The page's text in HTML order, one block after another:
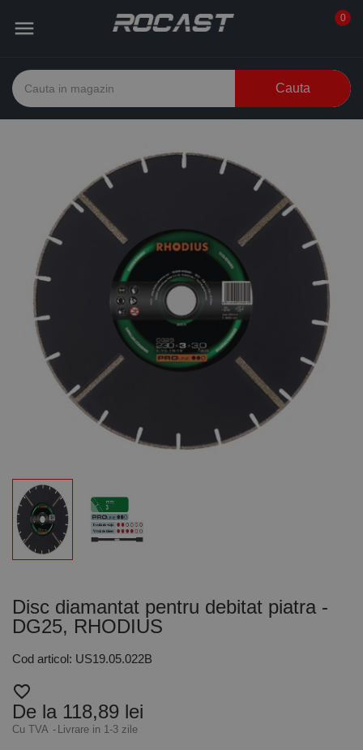
 0
Cauta
Disc diamantat pentru debitat piatra -
DG25, RHODIUS
Cod articol: US19.05.022B
favorite_border
De la 118,89 lei
Cu TVA Livrare in 1-3 zile